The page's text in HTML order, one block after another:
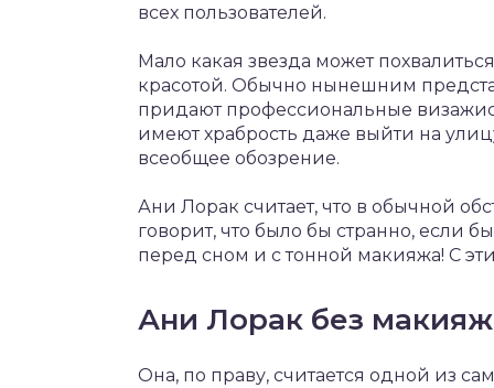
всех пользователей.
Мало какая звезда может
красотой. Обычно нынешним
придают профессиональные
имеют храбрость даже выйти на
всеобщее обозрение.
Ани Лорак считает, что в обычной
говорит, что было бы странно, если
перед сном и с тонной макияжа! С
Ани Лорак без
Она, по праву, считается одной из